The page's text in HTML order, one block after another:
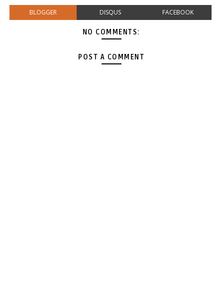
BLOGGER DISQUS FACEBOOK
NO COMMENTS:
POST A COMMENT